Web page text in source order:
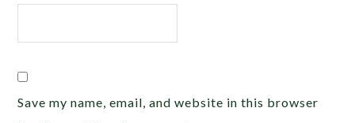
Save my name, email, and website in this browser